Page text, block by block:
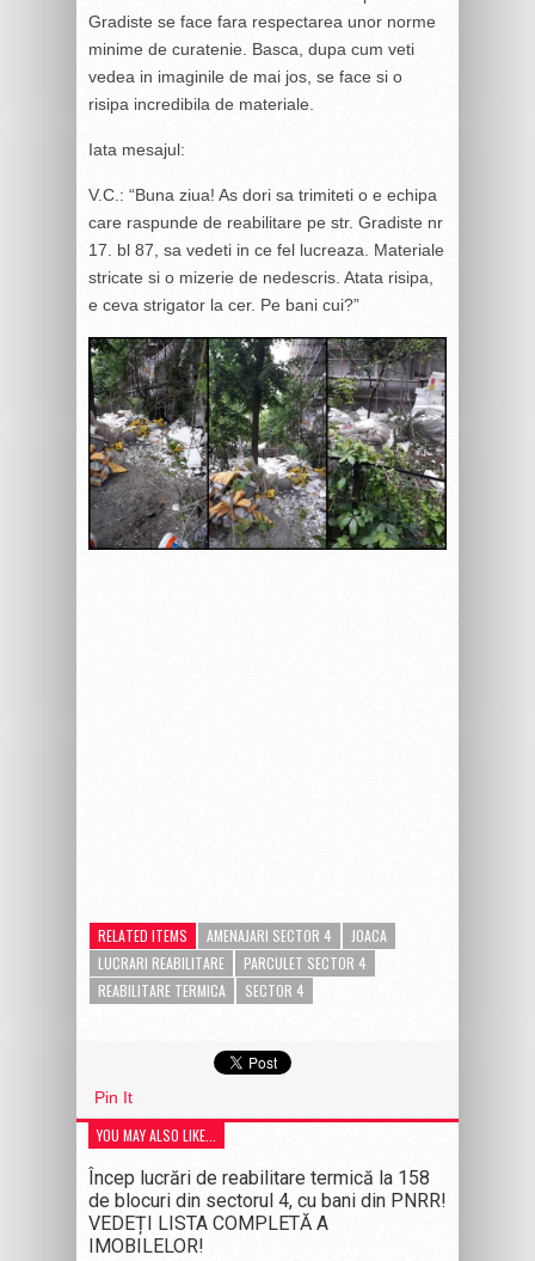
Gradiste se face fara respectarea unor norme
minime de curatenie. Basca, dupa cum veti
vedea in imaginile de mai jos, se face si o
risipa incredibila de materiale.
Iata mesajul:
V.C.: “Buna ziua! As dori sa trimiteti o e echipa
care raspunde de reabilitare pe str. Gradiste nr
17. bl 87, sa vedeti in ce fel lucreaza. Materiale
stricate si o mizerie de nedescris. Atata risipa,
e ceva strigator la cer. Pe bani cui?”
RELATED ITEMS AMENAJARI SECTOR 4
JOACA
LUCRARI REABILITARE
PARCULET SECTOR 4
REABILITARE TERMICA
SECTOR 4
Pin It
YOU MAY ALSO LIKE...
Încep lucrări de reabilitare termică la 158
de blocuri din sectorul 4, cu bani din PNRR!
VEDEȚI LISTA COMPLETĂ A
IMOBILELOR!